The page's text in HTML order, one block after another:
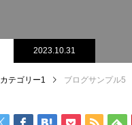
2023.10.31
カテゴリー1 ブログサンプル5